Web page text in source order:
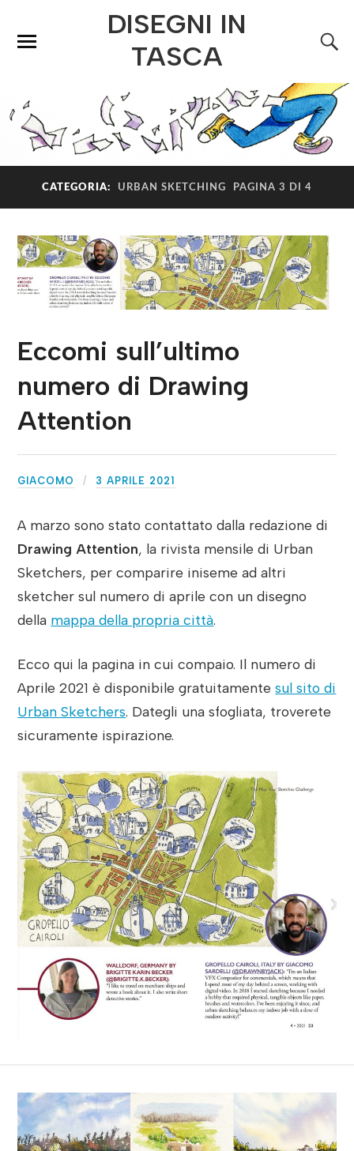
DISEGNI IN
TASCA
CATEGORIA: URBAN SKETCHING PAGINA 3 DI 4
Eccomi sull’ultimo
numero di Drawing
Attention
GIACOMO 3 APRILE 2021
A marzo sono stato contattato dalla redazione di
Drawing Attention, la rivista mensile di Urban
Sketchers, per comparire iniseme ad altri
sketcher sul numero di aprile con un disegno
della mappa della propria città.
Ecco qui la pagina in cui compaio. Il numero di
Aprile 2021 è disponibile gratuitamentesul sito di
Urban Sketchers. Dategli una sfogliata, troverete
sicuramente ispirazione.